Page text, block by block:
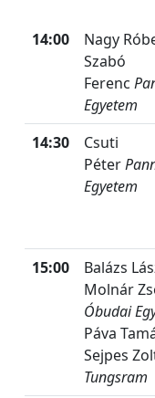
14:00
Nagy
Szabó
Ferenc
Egyetem
14:30
Csuti
Péter
Egyetem
15:00
Balázs
Molnár
Óbudai
Páva
Sejpes
Tungsram